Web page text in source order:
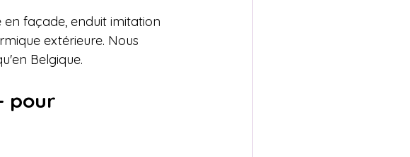
façade, enduit imitation
extérieure. Nous
Belgique.
pour